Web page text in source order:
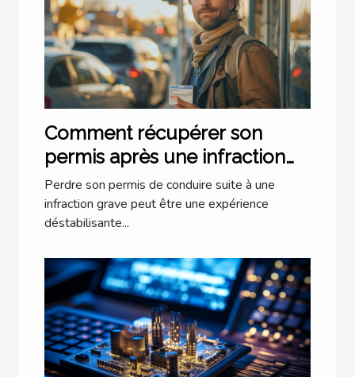
Comment récupérer son
permis après une infraction
grave
Perdre son permis de conduire suite à une
infraction grave peut être une expérience
déstabilisante...